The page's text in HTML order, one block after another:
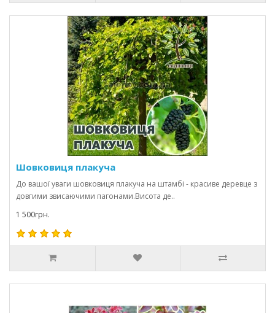
Шовковиця плакуча
До вашої уваги шовковиця плакуча на штамбі - красиве деревце з
довгими звисаючими пагонами.Висота де..
1 500грн.